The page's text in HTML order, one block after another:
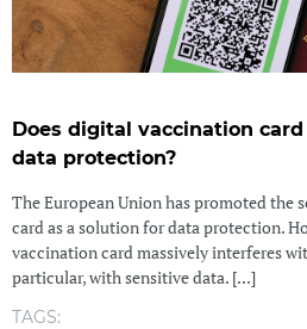
Does digital vaccination
data protection?
The European Union has promoted the
card as a solution for data protection.
vaccination card massively interferes
particular, with sensitive data. [...]
TAGS: